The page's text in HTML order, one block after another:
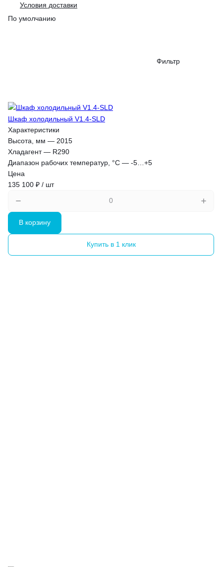
Условия доставки
По умолчанию
Фильтр
Шкаф холодильный V1.4-SLD
Характеристики
Высота, мм — 2015
Хладагент— R290
Диапазон рабочих температур, °C — -5…+5
Цена
135 100 ₽ / шт
В корзину
Купить в 1 клик